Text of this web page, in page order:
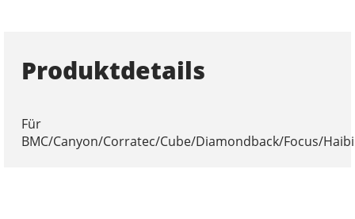
Produktdetails
Für
BMC/Canyon/Corratec/Cube/Diamondback/Focus/